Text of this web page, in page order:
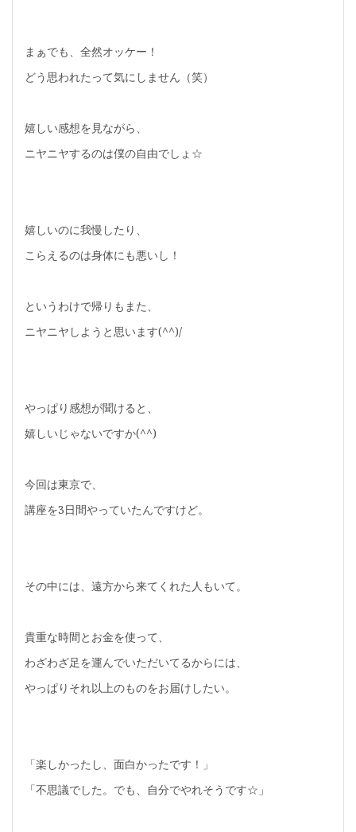
まぁでも、全然オッケー！
どう思われたって気にしません（笑）
嬉しい感想を見ながら、
ニヤニヤするのは僕の自由でしょ☆
嬉しいのに我慢したり、
こらえるのは身体にも悪いし！
というわけで帰りもまた、
ニヤニヤしようと思います(^^)/
やっぱり感想が聞けると、
嬉しいじゃないですか(^^)
今回は東京で、
講座を3日間やっていたんですけど。
その中には、遠方から来てくれた人もいて。
貴重な時間とお金を使って、
わざわざ足を運んでいただいてるからには、
やっぱりそれ以上のものをお届けしたい。
「楽しかったし、面白かったです！」
「不思議でした。でも、自分でやれそうです☆」